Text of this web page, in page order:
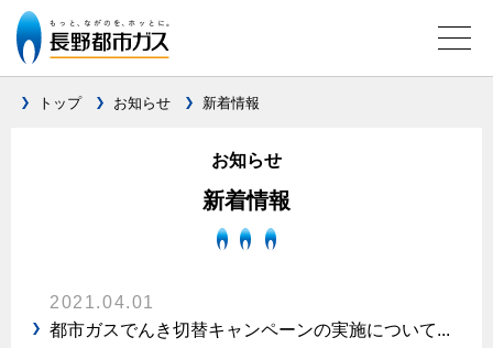
家庭用選択約款
安全性
ガスコンロ
私たちのリフォーム
トップ お知らせ 新着情報
お知らせ
新着情報
2021.04.01
都市ガスでんき切替キャンペーンの実施について...